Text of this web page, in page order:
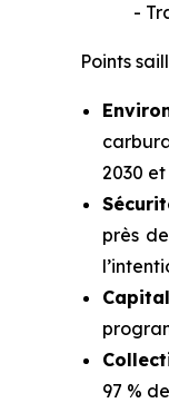
- Tracy
Points
2030 et
près
97 %